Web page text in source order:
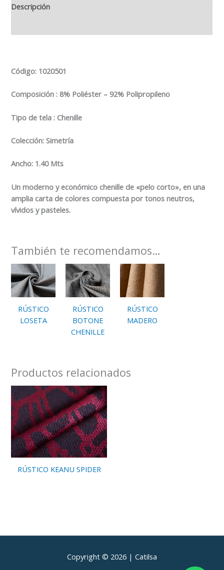
Descripción
Código: 1020501
Composición : 8% Poliéster – 92% Polipropileno
Tipo de tela : Chenille
Colección: Simetría
Ancho: 1.40 Mts
Un moderno y económico chenille de «pelo corto», en una
amplia carta de colores compuesta por tonos neutros,
vívidos y pasteles.
También te recomendamos…
RÚSTICO
LOSETA
RÚSTICO
BOTONE
CHENILLE
RÚSTICO
MADERO
Productos relacionados
RÚSTICO KEANU SPIDER
Copyright © 2026 | Catilsa